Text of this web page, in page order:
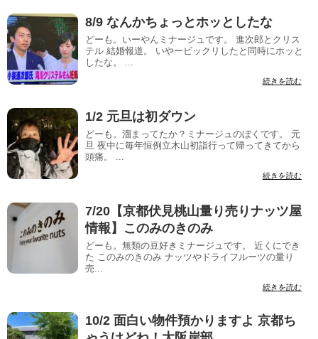
8/9 なんかちょっとホッとしたな
どーも。いーやんミナージュです。 進次郎とクリス
テル 結婚報道。 いやービックリしたと同時にホッと
したな。 ...
続きを読む
1/2 元旦は初ダウン
どーも。溜まってたか？ミナージュのぼくです。 元
旦 夜中に毎年恒例立木山初詣行って帰ってきてから
頭痛。 ...
続きを読む
7/20【京都伏見桃山量り売りナッツ屋
情報】このみのきのみ
どーも。無類の豆好きミナージュです。 近くにでき
た このみのきのみ ナッツやドライフルーツの量り
売...
続きを読む
10/2 面白い物件預かりますよ 京都ち